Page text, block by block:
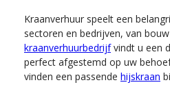
Kraanverhuur speelt een
sectoren en bedrijven, van
kraanverhuurbedrijfvindt u een
perfect afgestemd op uw
vinden een passende hijskraan